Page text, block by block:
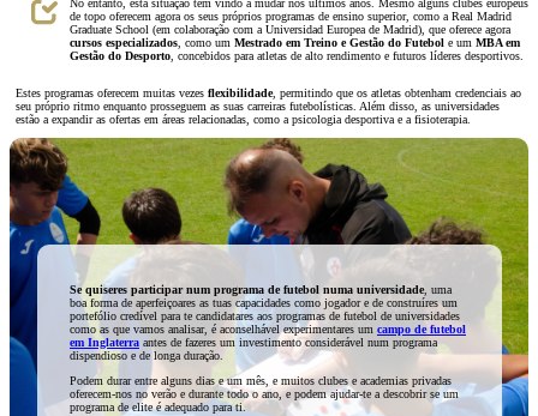
No entanto, esta situação tem vindo a mudar nos últimos anos. Mesmo alguns clubes europeus
de topo oferecem agora os seus próprios programas de ensino superior, como a Real Madrid
Graduate School (em colaboração com a Universidad Europea de Madrid), que oferece agora
cursos especializados , como um Mestrado em Treino e Gestão do Futebol e um MBA em
Gestão do Desporto , concebidos para atletas de alto rendimento e futuros líderes desportivos.
Estes programas oferecem muitas vezes flexibilidade, permitindo que os atletas obtenham credenciais ao
seu próprio ritmo enquanto prosseguem as suas carreiras futebolísticas. Além disso, as universidades
estão a expandir as ofertas em áreas relacionadas, como a psicologia desportiva e a fisioterapia.
Se quiseres participar num programa de futebol numa universidade, uma
boa forma de aperfeiçoares as tuas capacidades como jogador e de construíres um
portefólio credível para te candidatares aos programas de futebol de universidades
como as que vamos analisar, é aconselhável experimentares um campo de futebol
em Inglaterra antes de fazeres um investimento considerável num programa
dispendioso e de longa duração.
Podem durar entre alguns dias e um mês, e muitos clubes e academias privadas
oferecem-nos no verão e durante todo o ano, e podem ajudar-te a descobrir se um
programa de elite é adequado para ti.